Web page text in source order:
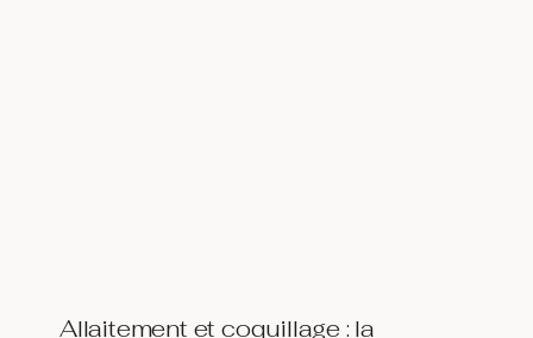
Allaitement et coquillage : la